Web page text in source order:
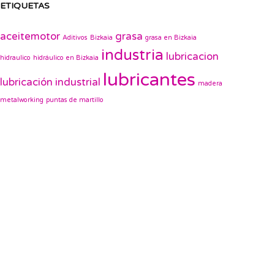
ETIQUETAS
aceitemotor Aditivos Bizkaia grasa grasa en Bizkaia
hidraulico hidráulico en Bizkaia industria lubricacion
lubricación industrial lubricantes madera
metalworking puntas de martillo